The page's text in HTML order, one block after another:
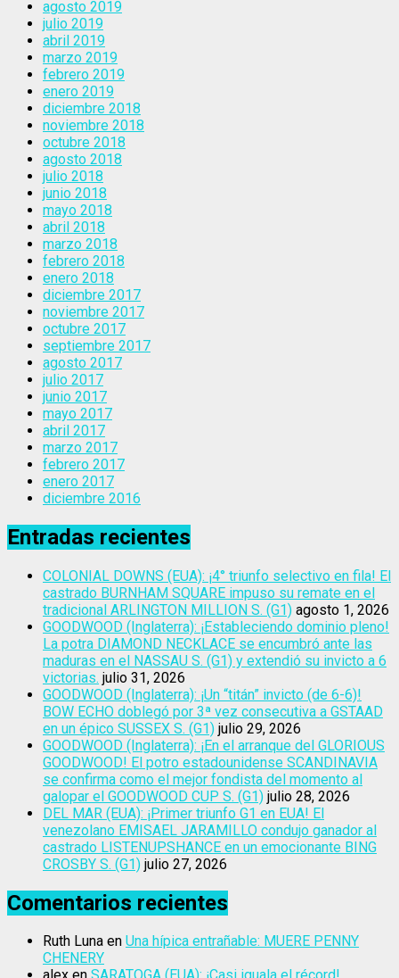
agosto 2019
julio 2019
abril 2019
marzo 2019
febrero 2019
enero 2019
diciembre 2018
noviembre 2018
octubre 2018
agosto 2018
julio 2018
junio 2018
mayo 2018
abril 2018
marzo 2018
febrero 2018
enero 2018
diciembre 2017
noviembre 2017
octubre 2017
septiembre 2017
agosto 2017
julio 2017
junio 2017
mayo 2017
abril 2017
marzo 2017
febrero 2017
enero 2017
diciembre 2016
Entradas recientes
COLONIAL DOWNS (EUA): ¡4° triunfo selectivo en fila! El
castrado BURNHAM SQUARE impuso su remate en el
tradicional ARLINGTON MILLION S. (G1) agosto 1, 2026
GOODWOOD (Inglaterra): ¡Estableciendo dominio pleno!
La potra DIAMOND NECKLACE se encumbró ante las
maduras en el NASSAU S. (G1) y extendió su invicto a 6
victorias. julio 31, 2026
GOODWOOD (Inglaterra): ¡Un “titán” invicto (de 6-6)!
BOW ECHO doblegó por 3ª vez consecutiva a GSTAAD
en un épico SUSSEX S. (G1) julio 29, 2026
GOODWOOD (Inglaterra): ¡En el arranque del GLORIOUS
GOODWOOD! El potro estadounidense SCANDINAVIA
se confirma como el mejor fondista del momento al
galopar el GOODWOOD CUP S. (G1) julio 28, 2026
DEL MAR (EUA): ¡Primer triunfo G1 en EUA! El
venezolano EMISAEL JARAMILLO condujo ganador al
castrado LISTENUPSHANCE en un emocionante BING
CROSBY S. (G1) julio 27, 2026
Comentarios recientes
Ruth Luna en Una hípica entrañable: MUERE PENNY
CHENERY